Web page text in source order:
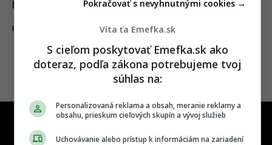
Harryho Pottera
FILMY A SERIÁLY Víta ťa Emefka.sk
S cieľom poskytovať Emefka.sk ako
doteraz, podľa zákona potrebujeme tvoj
súhlas na:
Personalizovaná reklama a obsah, meranie reklamy a
obsahu, prieskum cieľových skupín a vývoj služieb
Uchovávanie alebo prístup k informáciám na zariadení
Pokračovať s nevyhnutnými cookies →